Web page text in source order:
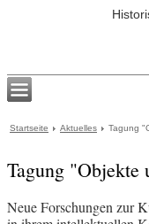
Startseite Aktuelles Tagung
Tagung "Objekte
Neue Forschungen zur